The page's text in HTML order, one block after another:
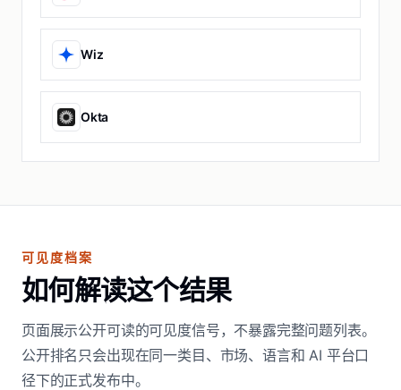
Wiz
Okta
可见度档案
如何解读这个结果
页面展示公开可读的可见度信号，不暴露完整问题列表。
公开排名只会出现在同一类目、市场、语言和 AI 平台口
径下的正式发布中。